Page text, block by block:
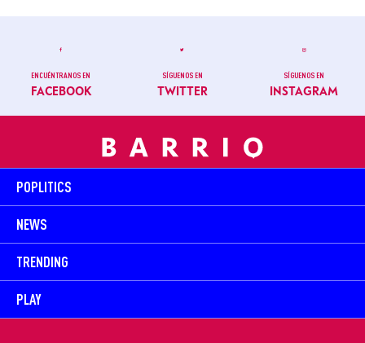
ENCUÉNTRANOS EN
FACEBOOK
SÍGUENOS EN
TWITTER
SÍGUENOS EN
INSTAGRAM
POPLITICS
NEWS
TRENDING
PLAY